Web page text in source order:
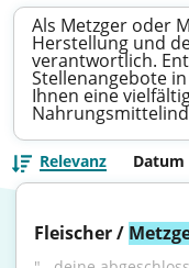
Als Metzger oder
Herstellung und
verantwortlich.
Stellenangebote
Ihnen eine
Relevanz Datum
Fleischer /